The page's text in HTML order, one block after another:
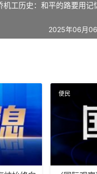
机工历史：和平的路要用记
2025年06月
便民